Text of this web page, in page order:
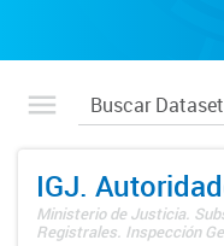
IGJ.
Ministerio de Justicia.
Registrales. Inspección